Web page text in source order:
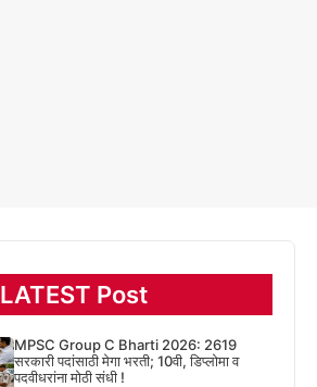
LATEST Post
MPSC Group C Bharti 2026: 2619
सरकारी पदांसाठी मेगा भरती; 10वी, डिप्लोमा व
पदवीधरांना मोठी संधी !